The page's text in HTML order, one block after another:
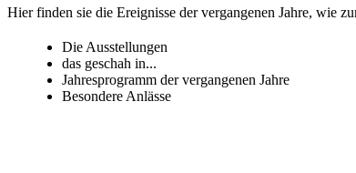
Hier finden sie die Ereignisse der vergangenen Jahre, wie
Die Ausstellungen
das geschah in...
Jahresprogramm der vergangenen Jahre
Besondere Anlässe